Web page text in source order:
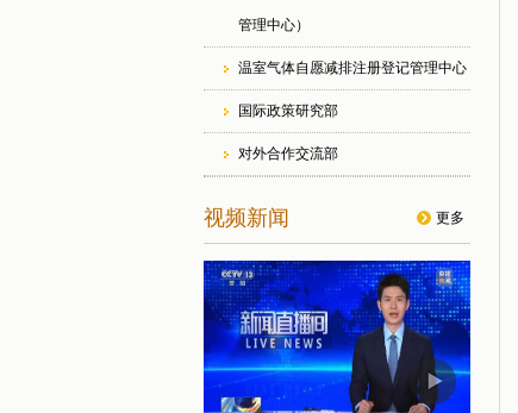
管理中心）
温室气体自愿减排注册登记管理中心
国际政策研究部
对外合作交流部
视频新闻 更多